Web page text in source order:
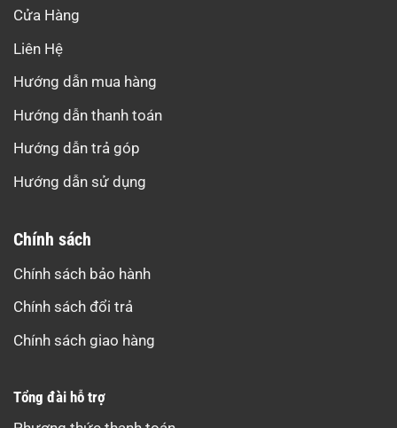
Cửa Hàng
Liên Hệ
Hướng dẫn mua hàng
Hướng dẫn thanh toán
Hướng dẫn trả góp
Hướng dẫn sử dụng
Chính sách
Chính sách bảo hành
Chính sách đổi trả
Chính sách giao hàng
Tổng đài hỗ trợ